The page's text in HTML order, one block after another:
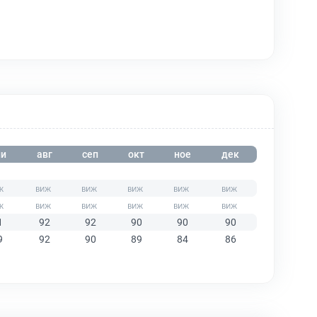
авг сеп окт ное дек
92 92 90 90
90
92 90 89 84 86